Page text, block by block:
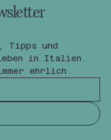
Tipps und
in Italien.
ehrlich.